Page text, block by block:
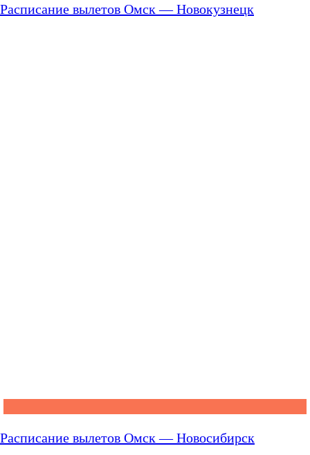
Расписание вылетов Омск — Новокузнецк
Расписание вылетов Омск — Новосибирск